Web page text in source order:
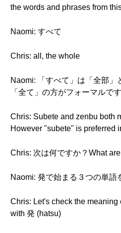
the words and phrases from
Naomi: すべて
Chris: all, the whole
Naomi: 「すべて」は「全部」
「全て」の方がフォーマルです
Chris: Subete and zenbu both
However "subete" is preferred
Chris: 次は何ですか？What
Naomi: 発で始まる３つの単語
Chris: Let's check the
with 発 (hatsu)